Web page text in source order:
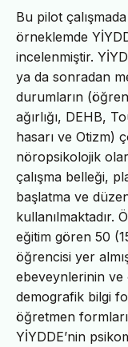
Bu pilot
örneklemde
incelenmiştir.
ya da sonradan
durumların
ağırlığı, DEHB,
hasarı ve Otizm)
nöropsikolojik
çalışma belleği,
başlatma ve
kullanılmaktadır.
eğitim gören 50
öğrencisi yer
ebeveynlerinin ve
demografik bilgi
öğretmen formları
YİYDDE’nin